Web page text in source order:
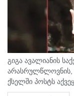
გიგა ავალიანის
არასრულწლოვნის,
ქსელში პოსტს
მართლაც რომ თავში